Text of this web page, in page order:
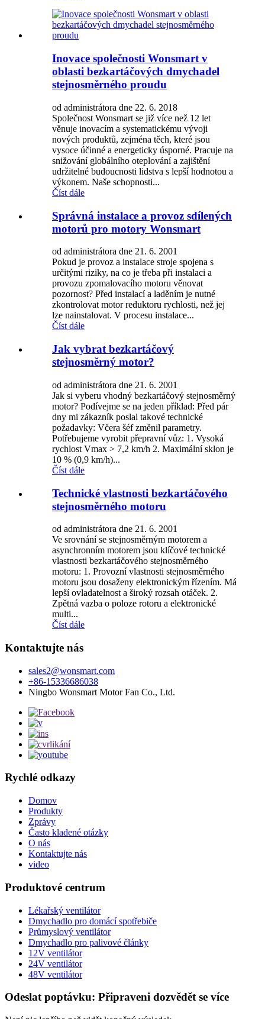
Inovace společnosti Wonsmart v
oblasti bezkartáčových dmychadel
stejnosměrného proudu
od administrátora dne 22. 6. 2018
Společnost Wonsmart se již více než 12 let
věnuje inovacím a systematickému vývoji
nových produktů, zejména těch, které jsou
vysoce účinné a energeticky úsporné. Pracuje na
snižování globálního oteplování a zajištění
udržitelné budoucnosti lidstva s lepší hodnotou a
výkonem. Naše schopnosti...
Číst dále
Správná instalace a provoz sdílených
motorů pro motory Wonsmart
od administrátora dne 21. 6. 2001
Pokud je provoz a instalace stroje spojena s
určitými riziky, na co je třeba při instalaci a
provozu zpomalovacího motoru věnovat
pozornost? Před instalací a laděním je nutné
zkontrolovat motor reduktoru rychlosti, než jej
lze nainstalovat. V procesu instalace...
Číst dále
Jak vybrat bezkartáčový
stejnosměrný motor?
od administrátora dne 21. 6. 2001
Jak si vyberu vhodný bezkartáčový stejnosměrný
motor? Podívejme se na jeden příklad: Před pár
dny mi zákazník poslal takové technické
požadavky: Včera šéf změnil parametry.
Potřebujeme vyrobit přepravní vůz: 1. Vysoká
rychlost Vmax > 7,2 km/h 2. Maximální sklon je
10 % (0,9 km/h)...
Číst dále
Technické vlastnosti bezkartáčového
stejnosměrného motoru
od administrátora dne 21. 6. 2001
Ve srovnání se stejnosměrným motorem a
asynchronním motorem jsou klíčové technické
vlastnosti bezkartáčového stejnosměrného
motoru: 1. Provozní vlastnosti stejnosměrného
motoru jsou dosaženy elektronickým řízením. Má
lepší ovladatelnost a široký rozsah otáček. 2.
Zpětná vazba o poloze rotoru a elektronické
multi...
Číst dále
Kontaktujte nás
sales2@wonsmart.com
+86-15336686038
Ningbo Wonsmart Motor Fan Co., Ltd.
Rychlé odkazy
Domov
Produkty
Zprávy
Často kladené otázky
O nás
Kontaktujte nás
video
Produktové centrum
Lékařský ventilátor
Dmychadlo pro domácí spotřebiče
Průmyslový ventilátor
Dmychadlo pro palivové články
12V ventilátor
24V ventilátor
48V ventilátor
Odeslat poptávku: Připraveni dozvědět se více